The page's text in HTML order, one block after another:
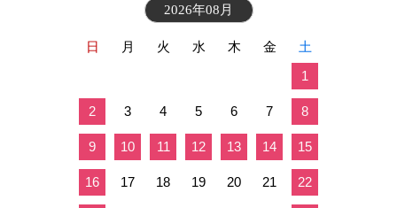
2026年08月
日 月 火 水 木 金
土
1
2 3 4 5 6 7 8
9 10 11 12 13 14 15
16 17 18 19 20 21 22